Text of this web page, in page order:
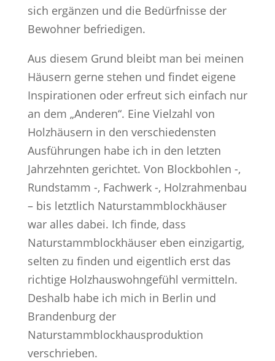
sich ergänzen und die Bedürfnisse der
Bewohner befriedigen.
Aus diesem Grund bleibt man bei meinen
Häusern gerne stehen und findet eigene
Inspirationen oder erfreut sich einfach nur
an dem „Anderen“. Eine Vielzahl von
Holzhäusern in den verschiedensten
Ausführungen habe ich in den letzten
Jahrzehnten gerichtet. Von Blockbohlen -,
Rundstamm -, Fachwerk -, Holzrahmenbau
– bis letztlich Naturstammblockhäuser
war alles dabei. Ich finde, dass
Naturstammblockhäuser eben einzigartig,
selten zu finden und eigentlich erst das
richtige Holzhauswohngefühl vermitteln.
Deshalb habe ich mich in Berlin und
Brandenburg der
Naturstammblockhausproduktion
verschrieben.